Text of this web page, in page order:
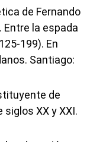
de Fernando
Entre la espada
199). En
Santiago:
de
XX y XXI.